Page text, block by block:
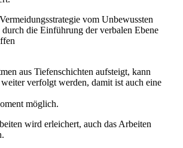
vom Unbewussten
die Einführung der verbalen Ebene
aus Tiefenschichten aufsteigt, kann
weiter verfolgt werden, damit ist auch eine
möglich.
wird erleichert, auch das Arbeiten